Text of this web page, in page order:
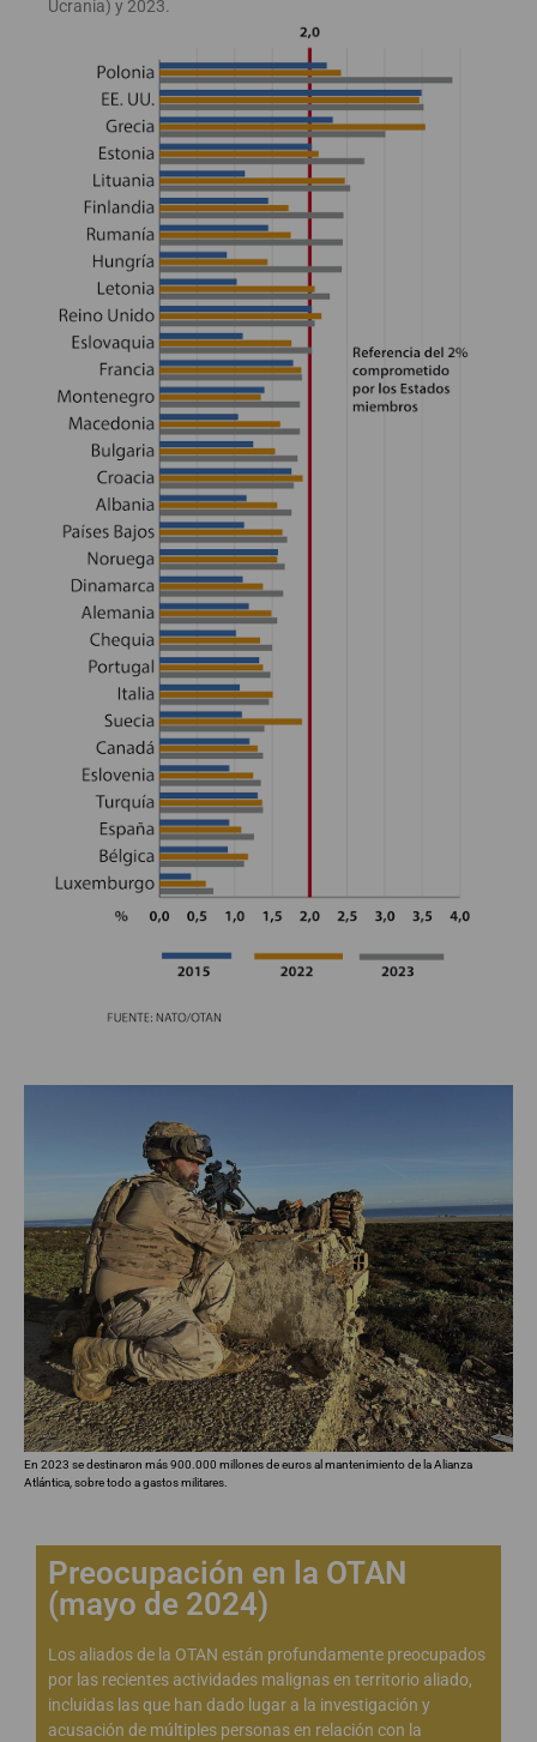
Ucrania) y 2023.
En 2023 se destinaron más 900.000 millones de euros al mantenimiento de la Alianza
Atlántica, sobre todo a gastos militares.
Preocupación en la OTAN
(mayo de 2024)
Los aliados de la OTAN están profundamente preocupados
por las recientes actividades malignas en territorio aliado,
incluidas las que han dado lugar a la investigación y
acusación de múltiples personas en relación con la